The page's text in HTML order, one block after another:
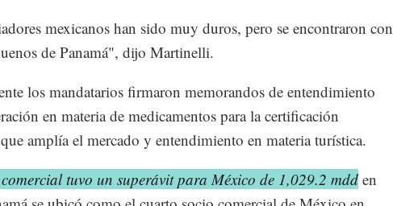
mexicanos han sido muy duros, pero se encontraron con
de Panamá", dijo Martinelli.
los mandatarios firmaron memorandos de entendimiento
en materia de medicamentos para la certificación
amplía el mercado y entendimiento en materia turística.
tuvo un superávit para México de 1,029.2 mdd en